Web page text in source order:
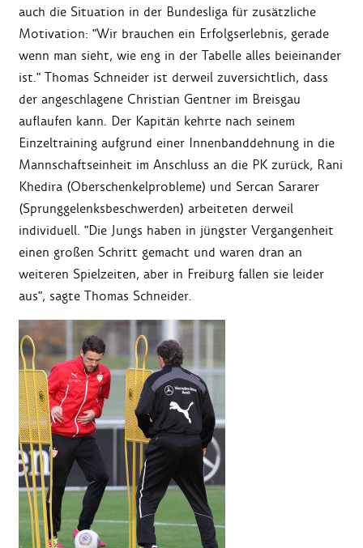
auch die Situation in der Bundesliga für zusätzliche
Motivation: "Wir brauchen ein Erfolgserlebnis, gerade
wenn man sieht, wie eng in der Tabelle alles beieinander
ist." Thomas Schneider ist derweil zuversichtlich, dass
der angeschlagene Christian Gentner im Breisgau
auflaufen kann. Der Kapitän kehrte nach seinem
Einzeltraining aufgrund einer Innenbanddehnung in die
Mannschaftseinheit im Anschluss an die PK zurück, Rani
Khedira (Oberschenkelprobleme) und Sercan Sararer
(Sprunggelenksbeschwerden) arbeiteten derweil
individuell. "Die Jungs haben in jüngster Vergangenheit
einen großen Schritt gemacht und waren dran an
weiteren Spielzeiten, aber in Freiburg fallen sie leider
aus", sagte Thomas Schneider.